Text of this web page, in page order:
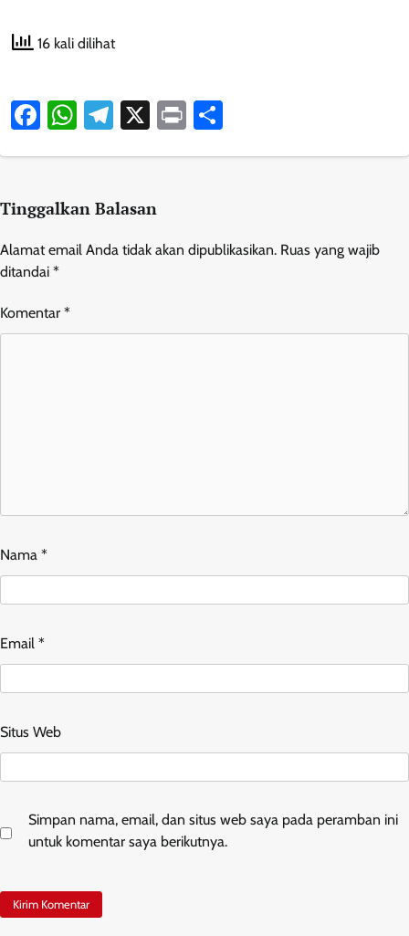
16 kali dilihat
Facebook
WhatsApp
Telegram
X Print
Tinggalkan Balasan
Alamat email Anda tidak akan dipublikasikan. Ruas yang wajib
ditandai *
Komentar *
Nama *
Email *
Situs Web
Simpan nama, email, dan situs web saya pada peramban ini
untuk komentar saya berikutnya.